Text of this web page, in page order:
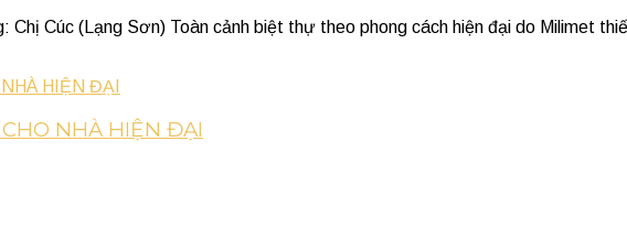
Cúc (Lạng Sơn) Toàn cảnh biệt thự theo phong cách hiện đại do Milimet
NHÀ HIỆN ĐẠI